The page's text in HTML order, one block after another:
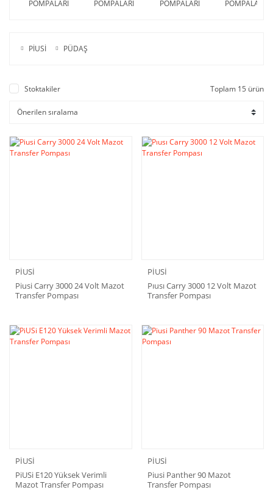
POMPALARI
POMPALARI
POMPALARI
POMPALARI
PİUSİ PÜDAŞ
Stoktakiler Toplam 15 ürün
PİUSİ
Piusi Carry 3000 24 Volt Mazot
Transfer Pompası
PİUSİ
Pıusı Carry 3000 12 Volt Mazot
Transfer Pompası
PİUSİ
PiUSi E120 Yüksek Verimli
Mazot Transfer Pompası
PİUSİ
Piusi Panther 90 Mazot
Transfer Pompası